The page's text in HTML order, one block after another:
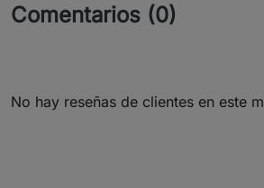
Comentarios (0)
No hay reseñas de clientes en este